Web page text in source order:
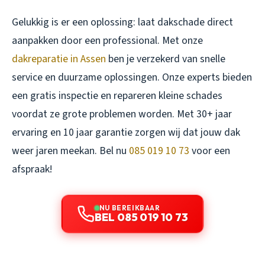
Gelukkig is er een oplossing: laat dakschade direct
aanpakken door een professional. Met onze
dakreparatie in Assen ben je verzekerd van snelle
service en duurzame oplossingen. Onze experts bieden
een gratis inspectie en repareren kleine schades
voordat ze grote problemen worden. Met 30+ jaar
ervaring en 10 jaar garantie zorgen wij dat jouw dak
weer jaren meekan. Bel nu 085 019 10 73 voor een
afspraak!
NU BEREIKBAAR
BEL 085 019 10 73